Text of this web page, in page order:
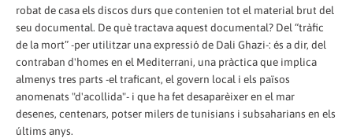
robat de casa els discos durs que contenien tot el material brut del
seu documental. De què tractava aquest documental? Del “tràfic
de la mort” -per utilitzar una expressió de Dali Ghazi-: és a dir, del
contraban d'homes en el Mediterrani, una pràctica que implica
almenys tres parts -el traficant, el govern local i els països
anomenats "d'acollida"- i que ha fet desaparèixer en el mar
desenes, centenars, potser milers de tunisians i subsaharians en els
últims anys.